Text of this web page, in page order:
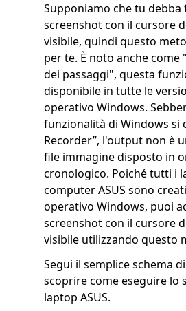
Supponiamo che tu debba
screenshot con il cursore
visibile, quindi questo
per te. È noto anche come
dei passaggi", questa
disponibile in tutte le
operativo Windows.
funzionalità di Windows si
Recorder”, l'output non è
file immagine disposto in
cronologico. Poiché tutti i
computer ASUS sono
operativo Windows, puoi
screenshot con il cursore
visibile utilizzando questo
Segui il semplice schema
scoprire come eseguire lo
laptop ASUS.